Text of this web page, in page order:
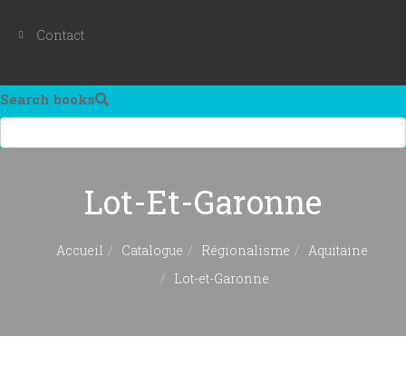
Contact
Search books
Lot-Et-Garonne
Accueil Catalogue Régionalisme
Aquitaine
Lot-et-Garonne